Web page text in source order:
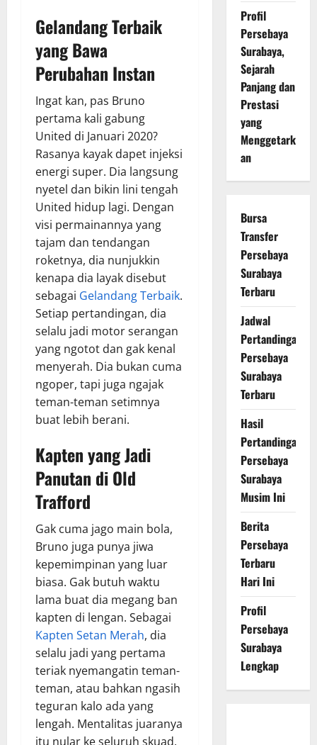
Gelandang Terbaik
yang Bawa
Perubahan Instan
Ingat kan, pas Bruno
pertama kali gabung
United di Januari 2020?
Rasanya kayak dapet injeksi
energi super. Dia langsung
nyetel dan bikin lini tengah
United hidup lagi. Dengan
visi permainannya yang
tajam dan tendangan
roketnya, dia nunjukkin
kenapa dia layak disebut
sebagai Gelandang Terbaik.
Setiap pertandingan, dia
selalu jadi motor serangan
yang ngotot dan gak kenal
menyerah. Dia bukan cuma
ngoper, tapi juga ngajak
teman-teman setimnya
buat lebih berani.
Kapten yang Jadi
Panutan di Old
Trafford
Gak cuma jago main bola,
Bruno juga punya jiwa
kepemimpinan yang luar
biasa. Gak butuh waktu
lama buat dia megang ban
kapten di lengan. Sebagai
Kapten Setan Merah, dia
selalu jadi yang pertama
teriak nyemangatin teman-
teman, atau bahkan ngasih
teguran kalo ada yang
lengah. Mentalitas juaranya
itu nular ke seluruh skuad.
Profil
Persebaya
Surabaya,
Sejarah
Panjang dan
Prestasi
yang
Menggetark
an
Bursa
Transfer
Persebaya
Surabaya
Terbaru
Jadwal
Pertandingan
Persebaya
Surabaya
Terbaru
Hasil
Pertandingan
Persebaya
Surabaya
Musim Ini
Berita
Persebaya
Terbaru
Hari Ini
Profil
Persebaya
Surabaya
Lengkap